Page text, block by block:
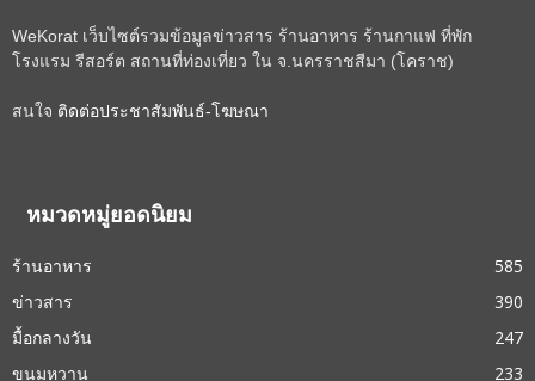
WeKorat เว็บไซต์รวมข้อมูลข่าวสาร ร้านอาหาร ร้านกาแฟ ที่พัก
โรงแรม รีสอร์ต สถานที่ท่องเที่ยว ใน จ.นครราชสีมา (โคราช)
สนใจ ติดต่อประชาสัมพันธ์-โฆษณา
หมวดหมู่ยอดนิยม
ร้านอาหาร
585
ข่าวสาร
390
มื้อกลางวัน
247
ขนมหวาน
233